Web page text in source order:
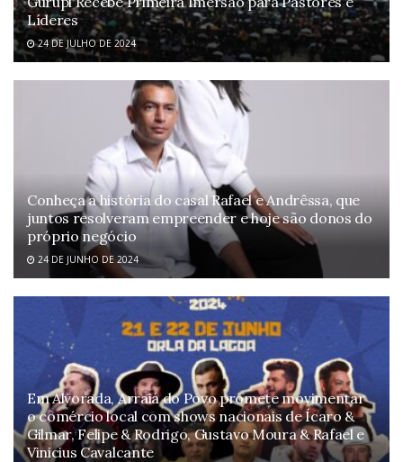
Líderes
24 DE JULHO DE 2024
Conheça a história do casal Rafael e Andrêssa, que
juntos resolveram empreender e hoje são donos do
próprio negócio
24 DE JUNHO DE 2024
Em Alvorada, Arraiá do Povo promete movimentar
o comércio local com shows nacionais de Ícaro &
Gilmar, Felipe & Rodrigo, Gustavo Moura & Rafael e
Vinicius Cavalcante